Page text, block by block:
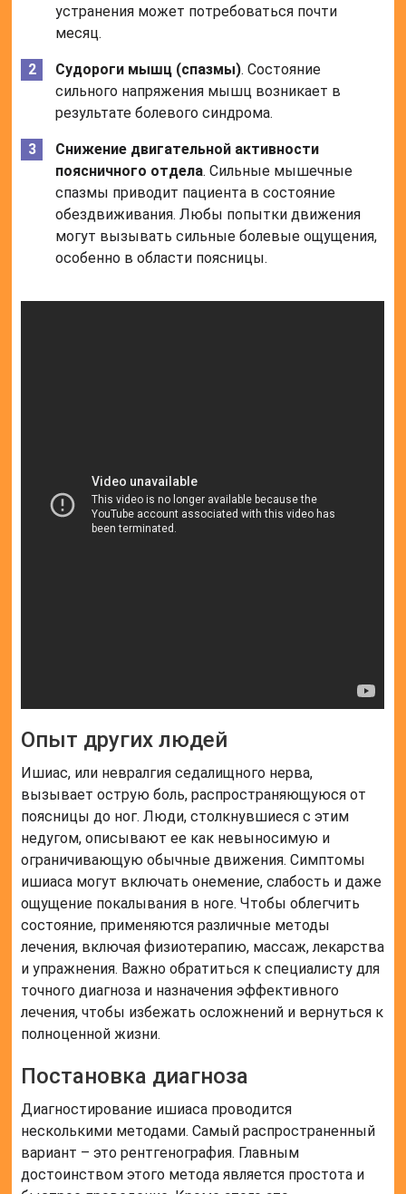
устранения может потребоваться почти
месяц.
Судороги мышц (спазмы). Состояние
сильного напряжения мышц возникает в
результате болевого синдрома.
Снижение двигательной активности
поясничного отдела. Сильные мышечные
спазмы приводит пациента в состояние
обездвиживания. Любы попытки движения
могут вызывать сильные болевые ощущения,
особенно в области поясницы.
Опыт других людей
Ишиас, или невралгия седалищного нерва,
вызывает острую боль, распространяющуюся от
поясницы до ног. Люди, столкнувшиеся с этим
недугом, описывают ее как невыносимую и
ограничивающую обычные движения. Симптомы
ишиаса могут включать онемение, слабость и даже
ощущение покалывания в ноге. Чтобы облегчить
состояние, применяются различные методы
лечения, включая физиотерапию, массаж, лекарства
и упражнения. Важно обратиться к специалисту для
точного диагноза и назначения эффективного
лечения, чтобы избежать осложнений и вернуться к
полноценной жизни.
Постановка диагноза
Диагностирование ишиаса проводится
несколькими методами. Самый распространенный
вариант – это рентгенография. Главным
достоинством этого метода является простота и